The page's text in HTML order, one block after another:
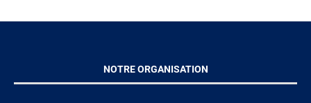
NOTRE ORGANISATION